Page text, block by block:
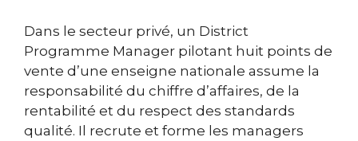
Dans le secteur privé, un District
Programme Manager pilotant huit points de
vente d’une enseigne nationale assume la
responsabilité du chiffre d’affaires, de la
rentabilité et du respect des standards
qualité. Il recrute et forme les managers